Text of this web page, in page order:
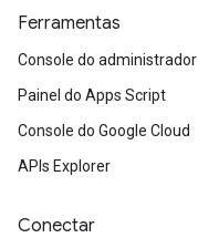
Ferramentas
Console do administrador
Painel do Apps Script
Console do Google Cloud
APIs Explorer
Conectar